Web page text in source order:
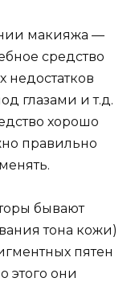
макияжа —
средство
глазами и т.д.
хорошо
правильно
бывают
тона кожи)
пятен
этого они